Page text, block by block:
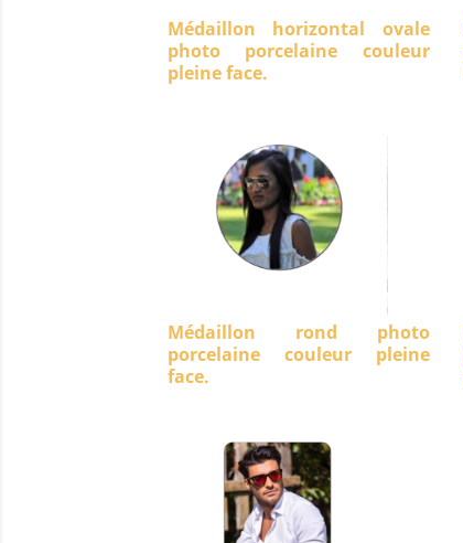
Médaillon horizontal ovale
photo porcelaine couleur
pleine face.
Médaillon rond photo
porcelaine couleur pleine
face.